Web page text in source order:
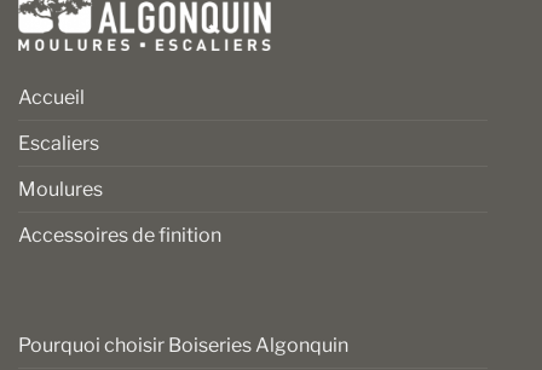
Accueil
Escaliers
Moulures
Accessoires de finition
Pourquoi choisir Boiseries Algonquin